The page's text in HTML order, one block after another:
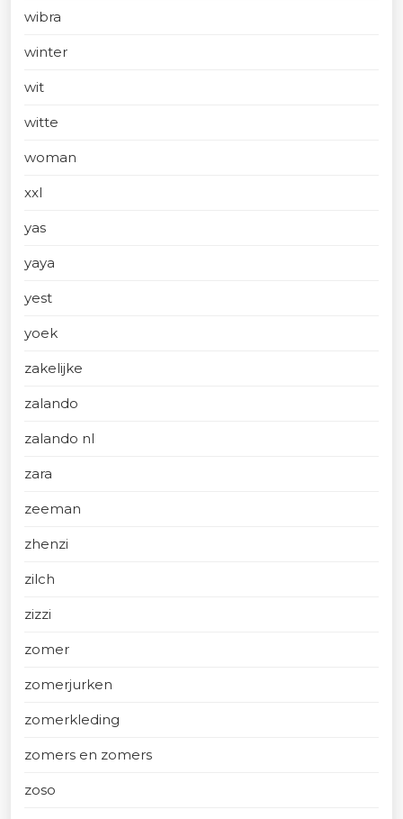
wibra
winter
wit
witte
woman
xxl
yas
yaya
yest
yoek
zakelijke
zalando
zalando nl
zara
zeeman
zhenzi
zilch
zizzi
zomer
zomerjurken
zomerkleding
zomers en zomers
zoso